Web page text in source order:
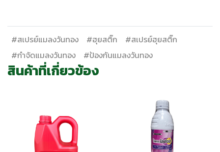
#สเปรย์แมลงวันทอง #ฮุยสติ๊ก
#สเปรย์ฮุยสติ๊ก
#กำจัดแมลงวันทอง
#ป้องกันแมลงวันทอง
สินค้าที่เกี่ยวข้อง